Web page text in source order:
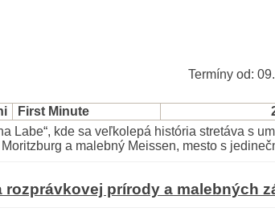
Termíny od:
First Minute
Labe“, kde sa veľkolepá história stretáva s
a malebný Meissen, mesto s
prírody a malebných